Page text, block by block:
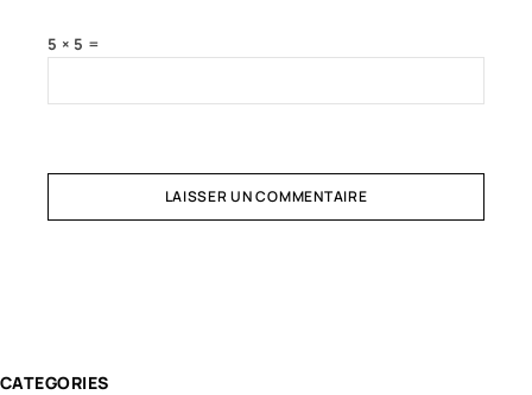
5 × 5 =
LAISSER UN COMMENTAIRE
CATEGORIES